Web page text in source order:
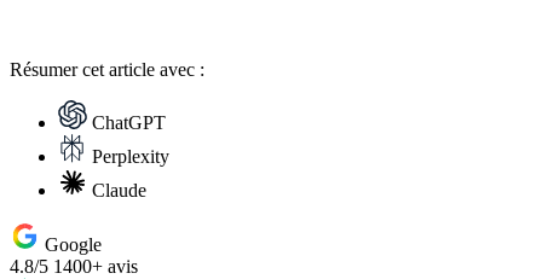
Résumercet article avec :
ChatGPT
Perplexity
Claude
Google
4.8/5 1400+ avis